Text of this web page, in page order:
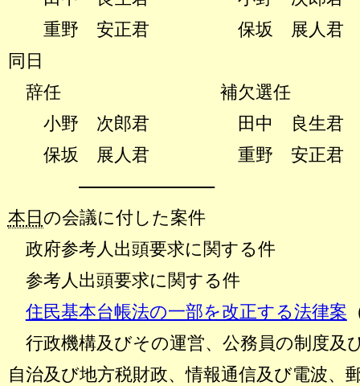
重野 安正君
保坂 展人君
同日
辞任 補欠選任
小野 次郎君
田中 良生君
保坂 展人君
重野 安正君
―――――――――――――
本日 の会議に付した案件
政府参考人出頭要求に関する件
参考人出頭要求に関する件
住民基本台帳法の一部を改正する法律案
行政機構及びその運営、公務員の制度及
自治及び地方税財政、情報通信及び電波、